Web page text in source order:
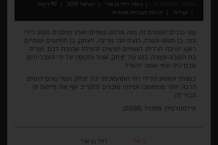
ארכיון - פסטיבל 35 בימוי: דויד בן ארי ישראל 2019
90 דקות
עברית
תרגום לעברית, אנגלית
שני גברים השונים זה מזה מרחק שמיים וארץ חולקים מסע לילי:
עמי, בן תשע-עשרה, רוצח ועד מדינה; ויצחק, בן חמישים ושתיים,
ראש ישיבה חרדית. השניים יוצאים להצלת אהובת לבם, מוריה
בת השבע-עשרה, בתו של יצחק, אשר נחטפה על ידי העבריינים
נגדם היה עמי אמור להעיד.
במהלך המסע הלילי רווי התהפוכות יגלו יצחק ועמי שהם דומים
הרבה יותר משחשבו ושיהיו מוכנים להקריב אף את חייהם זה
עבור זה.
פילמוגרפיה: מפטיר (2008).
בימוי דויד בן ארי